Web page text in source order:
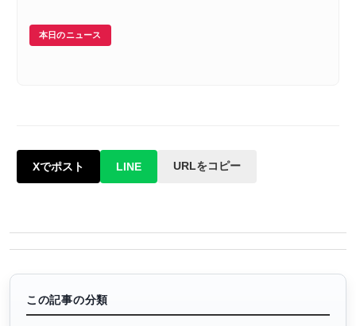
本日のニュース
Xでポスト LINE URLをコピー
この記事の分類